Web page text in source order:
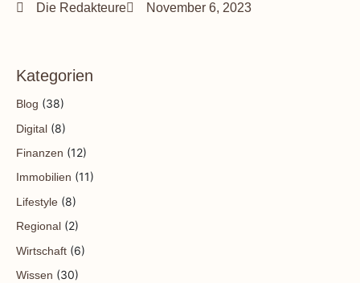
Die Redakteure November 6, 2023
Kategorien
Blog (38)
Digital (8)
Finanzen (12)
Immobilien (11)
Lifestyle (8)
Regional (2)
Wirtschaft (6)
Wissen (30)